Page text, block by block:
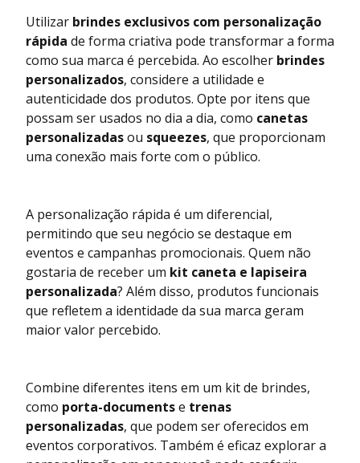
Utilizar brindes exclusivos com personalização
rápida de forma criativa pode transformar a forma
como sua marca é percebida. Ao escolher brindes
personalizados, considere a utilidade e
autenticidade dos produtos. Opte por itens que
possam ser usados no dia a dia, como canetas
personalizadasou squeezes, que proporcionam
uma conexão mais forte com o público.
A personalização rápida é um diferencial,
permitindo que seu negócio se destaque em
eventos e campanhas promocionais. Quem não
gostaria de receber um kit caneta e lapiseira
personalizada? Além disso, produtos funcionais
que refletem a identidade da sua marca geram
maior valor percebido.
Combine diferentes itens em um kit de brindes,
como porta-documentse trenas
personalizadas, que podem ser oferecidos em
eventos corporativos. Também é eficaz explorar a